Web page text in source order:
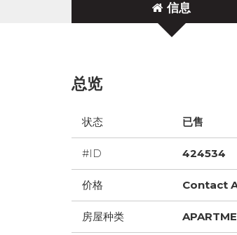
信息
总览
状态 已售
#ID 424534
价格 Contact
房屋种类